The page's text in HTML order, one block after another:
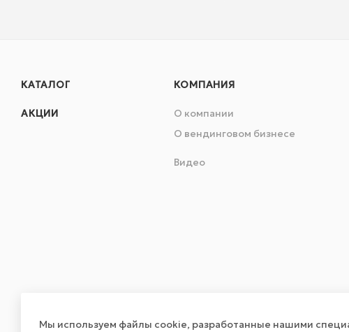
КАТАЛОГ
АКЦИИ
КОМПАНИЯ
О компании
О вендинговом бизнесе
Видео
Мы используем файлы cookie, разработанные нашими